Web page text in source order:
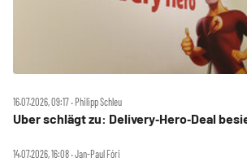
16.07.2026, 09:17 ‧ Philipp Schleu
Uber schlägt zu: Delivery‑Hero‑Deal
14.07.2026, 16:08 ‧ Jan-Paul Fóri